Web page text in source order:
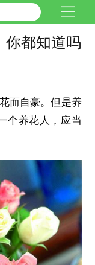
你都知道吗
而自豪。但是养
个养花人，应当